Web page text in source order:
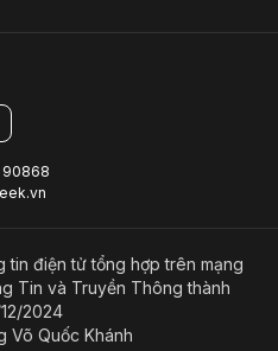
90868
tin điện tử tổng hợp trên mạng
Tin và Truyền Thông thành
2024
Võ Quốc Khánh